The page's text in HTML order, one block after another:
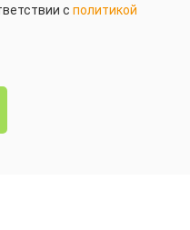
с политикой